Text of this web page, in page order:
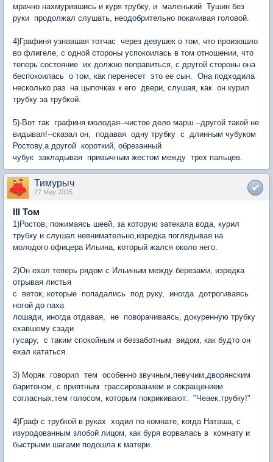
мрачно нахмурившись и куря трубку, и маленький Тушин без
руки продолжал слушать, неодобрительно покачивая головой.
4)Графиня узнавшая тотчас через девушек о том, что произошло
во флигеле, с одной стороны успокоилась в том отношении, что
теперь состояние их должно поправиться, с другой стороны она
беспокоилась о том, как перенесет это ее сын. Она подходила
несколько раз на цыпочках к его двери, слушая, как он курил
трубку за трубкой.
5)-Вот так графиня молодая--чистое дело марш --другой такой не
видывал!--сказал он, подавая одну трубку с длинным чубуком
Ростову,а другой короткий, обрезанный
чубук закладывая привычным жестом между трех пальцев.
Тимурыч
27 May 2005
III Том
1)Ростов, пожимаясь шеей, за которую затекала вода, курил
трубку и слушал невнимательно,изредка поглядывая на
молодого офицера Ильина, который жался около него.
2)Он ехал теперь рядом с Ильиным между березами, изредка
отрывая листья
с веток, которые попадались под руку, иногда дотрогиваясь
ногой до паха
лошади, иногда отдавая, не поворачиваясь, докуренную трубку
ехавшему сзади
гусару, с таким спокойным и беззаботным видом, как будто он
ехал кататься.
3) Моряк говорил тем особенно звучным,певучим,дворянским
баритоном, с приятным грассированием и сокращением
согласных,тем голосом, которым покрикивают: "Чеаек,трубку!"
4)Граф с трубкой в руках ходил по комнате, когда Наташа, с
изуродованным злобой лицом, как буря ворвалась в комнату и
быстрыми шагами подошла к матери.